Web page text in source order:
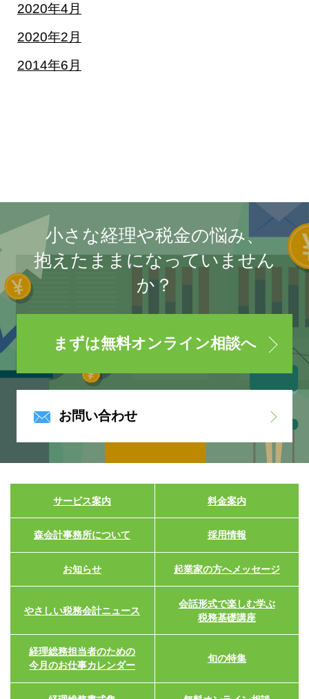
2020年4月
2020年2月
2014年6月
小さな経理や税金の悩み、
抱えたままになっていません
か？
まずは無料オンライン相談へ
お問い合わせ
サービス案内 料金案内
森会計事務所について 採用情報
お知らせ 起業家の方へメッセージ
やさしい税務会計ニュース
会話形式で楽しむ学ぶ
税務基礎講座
経理総務担当者のための
今月のお仕事カレンダー
旬の特集